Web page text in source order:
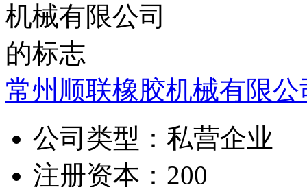
常州顺联橡胶机械有限公
公司类型： 私营企业
注册资本： 200